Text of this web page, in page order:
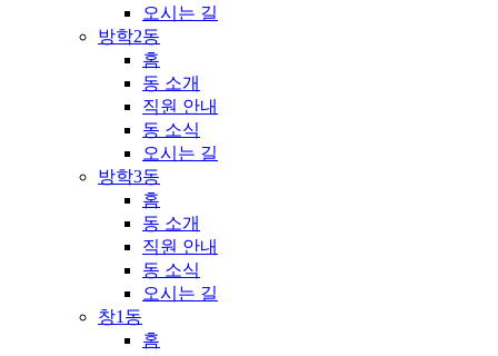
오시는 길
방학2동
홈
동 소개
직원 안내
동 소식
오시는 길
방학3동
홈
동 소개
직원 안내
동 소식
오시는 길
창1동
홈